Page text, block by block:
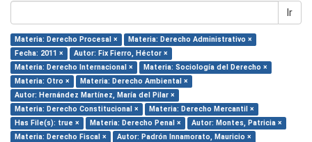
Ir
Materia: Derecho Procesal ×
Materia: Derecho Administrativo ×
Fecha: 2011 ×
Autor: Fix Fierro, Héctor ×
Materia: Derecho Internacional ×
Materia: Sociología del Derecho ×
Materia: Otro ×
Materia: Derecho Ambiental ×
Autor: Hernández Martínez, María del Pilar ×
Materia: Derecho Constitucional ×
Materia: Derecho Mercantil ×
Has File(s): true ×
Materia: Derecho Penal ×
Autor: Montes, Patricia ×
Materia: Derecho Fiscal ×
Autor: Padrón Innamorato, Mauricio ×